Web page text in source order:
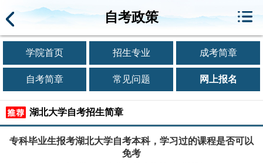
自考政策
学院首页 招生专业 成考简章
自考简章 常见问题 网上报名
湖北大学自考招生简章
专科毕业生报考湖北大学自考本科，学习过的课程是否可以
免考